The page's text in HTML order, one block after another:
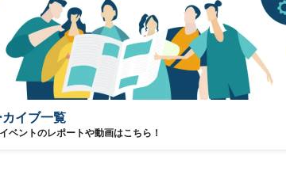
カイブ一覧
ベントのレポートや動画はこちら！